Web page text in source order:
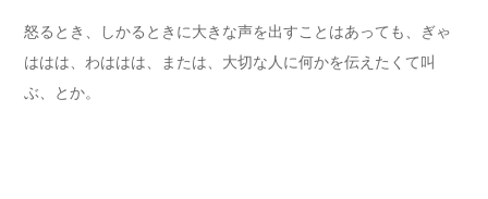
怒るとき、しかるときに大きな声を出すことはあっても、ぎゃ
ははは、わははは、または、大切な人に何かを伝えたくて叫
ぶ、とか。